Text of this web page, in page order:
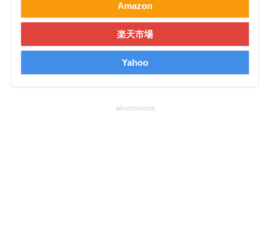
Amazon
楽天市場
Yahoo
advertisement